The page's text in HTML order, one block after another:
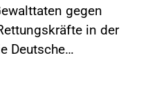
gegen
in der
Deutsche…